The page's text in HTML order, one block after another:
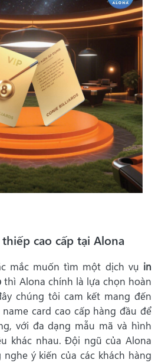
cao cấp tại Alona
mắc muốn tìm một dịch vụ in
thì Alona chính là lựa chọn hoàn
chúng tôi cam kết mang đến
card cao cấp hàng đầu để
với đa dạng mẫu mã và hình
khác nhau. Đội ngũ của Alona
ý kiến của các khách hàng